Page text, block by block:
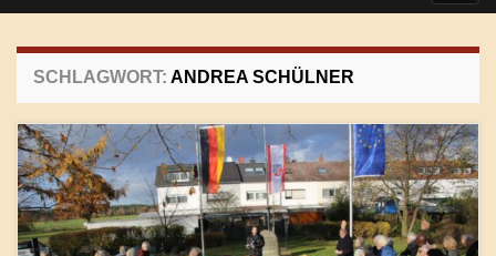
SCHLAGWORT: ANDREA SCHÜLNER